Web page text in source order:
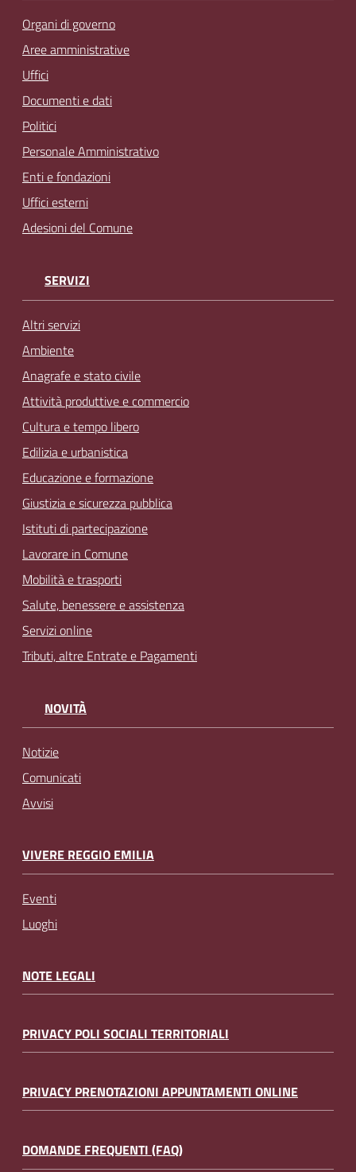
Organi di governo
Aree amministrative
Uffici
Documenti e dati
Politici
Personale Amministrativo
Enti e fondazioni
Uffici esterni
Adesioni del Comune
SERVIZI
Altri servizi
Ambiente
Anagrafe e stato civile
Attività produttive e commercio
Cultura e tempo libero
Edilizia e urbanistica
Educazione e formazione
Giustizia e sicurezza pubblica
Istituti di partecipazione
Lavorare in Comune
Mobilità e trasporti
Salute, benessere e assistenza
Servizi online
Tributi, altre Entrate e Pagamenti
NOVITÀ
Notizie
Comunicati
Avvisi
VIVERE REGGIO EMILIA
Eventi
Luoghi
NOTE LEGALI
PRIVACY POLI SOCIALI TERRITORIALI
PRIVACY PRENOTAZIONI APPUNTAMENTI ONLINE
DOMANDE FREQUENTI (FAQ)